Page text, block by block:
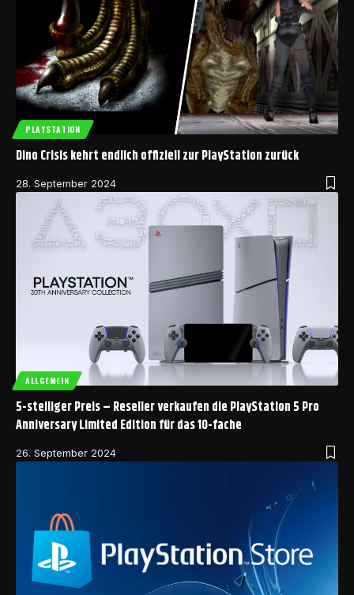
PLAYSTATION
Dino Crisis kehrt endlich offiziell zur PlayStation zurück
28. September 2024
ALLGEMEIN
5-stelliger Preis – Reseller verkaufen die PlayStation 5 Pro
Anniversary Limited Edition für das 10-fache
26. September 2024